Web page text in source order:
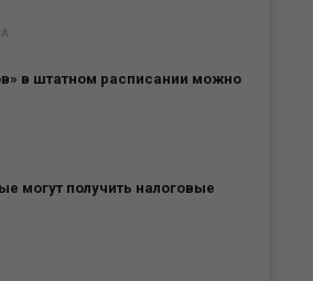
в штатном расписании можно
могут получить налоговые